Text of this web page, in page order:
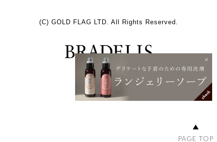
PAGE TOP
(C) GOLD FLAG LTD. All Rights Reserved.